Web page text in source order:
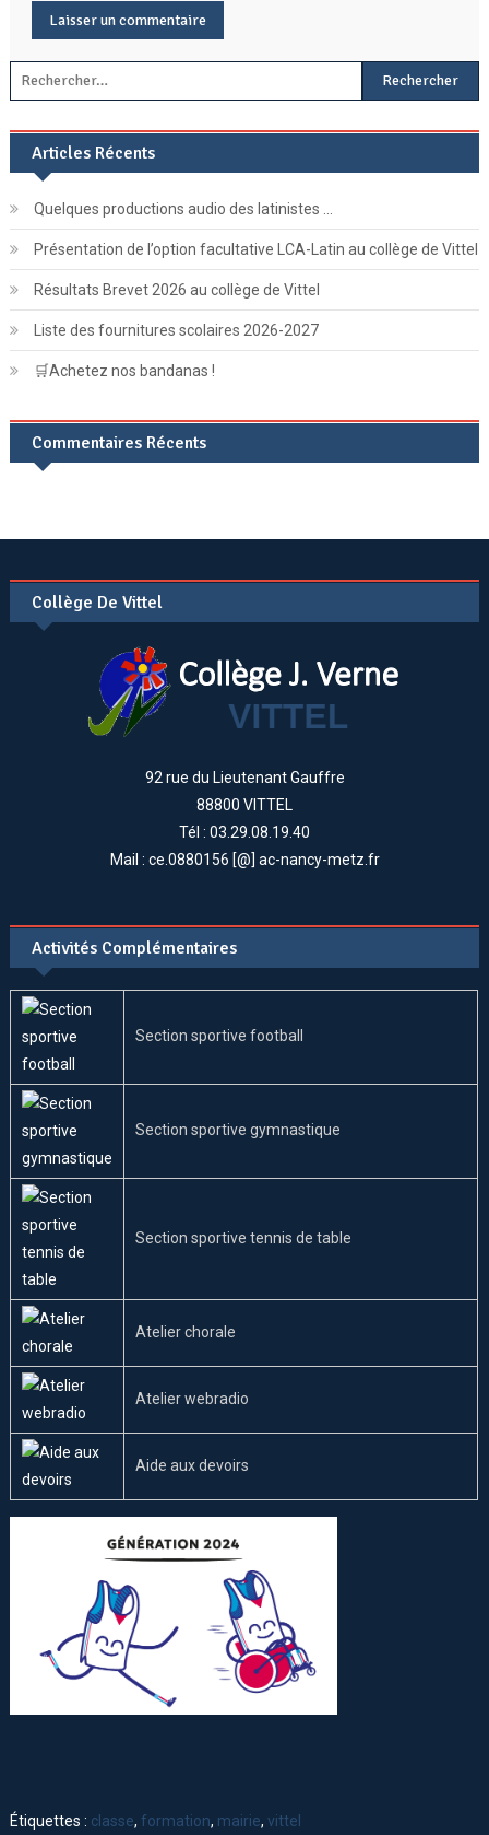
Rechercher :
Articles Récents
Quelques productions audio des latinistes …
Présentation de l’option facultative LCA-Latin au collège de Vittel
Résultats Brevet 2026 au collège de Vittel
Liste des fournitures scolaires 2026-2027
🛒Achetez nos bandanas !
Commentaires Récents
Collège De Vittel
92 rue du Lieutenant Gauffre
88800 VITTEL
Tél : 03.29.08.19.40
Mail : ce.0880156 [@] ac-nancy-metz.fr
Activités Complémentaires
Section sportive football
Section sportive gymnastique
Section sportive tennis de table
Atelier chorale
Atelier webradio
Aide aux devoirs
Étiquettes : classe, formation, mairie,vittel